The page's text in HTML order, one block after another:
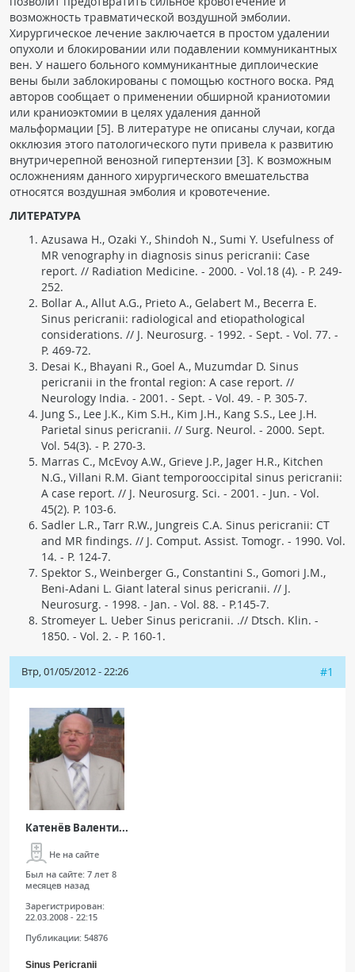
возможность травматической воздушной эмболии.
Хирургическое лечение заключается в простом удалении
опухоли и блокировании или подавлении коммуникантных
вен. У нашего больного коммуникантные диплоические
вены были заблокированы с помощью костного воска. Ряд
авторов сообщает о применении обширной краниотомии
или краниоэктомии в целях удаления данной
мальформации [5]. В литературе не описаны случаи, когда
окклюзия этого патологического пути привела к развитию
внутричерепной венозной гипертензии [3]. К возможным
осложнениям данного хирургического вмешательства
относятся воздушная эмболия и кровотечение.
ЛИТЕРАТУРА
Azusawa H., Ozaki Y., Shindoh N., Sumi Y. Usefulness of
MR venography in diagnosis sinus pericranii: Case
report. // Radiation Medicine. - 2000. - Vol.18 (4). - P. 249-
252.
Bollar A., Allut A.G., Prieto A., Gelabert M., Becerra E.
Sinus pericranii: radiological and etiopathological
considerations. // J. Neurosurg. - 1992. - Sept. - Vol. 77. -
P. 469-72.
Desai K., Bhayani R., Goel A., Muzumdar D. Sinus
pericranii in the frontal region: A case report. //
Neurology India. - 2001. - Sept. - Vol. 49. - P. 305-7.
Jung S., Lee J.K., Kim S.H., Kim J.H., Kang S.S., Lee J.H.
Parietal sinus pericranii. // Surg. Neurol. - 2000. Sept.
Vol. 54(3). - P. 270-3.
Marras C., McEvoy A.W., Grieve J.P., Jager H.R., Kitchen
N.G., Villani R.M. Giant temporooccipital sinus pericranii:
A case report. // J. Neurosurg. Sci. - 2001. - Jun. - Vol.
45(2). P. 103-6.
Sadler L.R., Tarr R.W., Jungreis C.A. Sinus pericranii: CT
and MR findings. // J. Comput. Assist. Tomogr. - 1990. Vol.
14. - P. 124-7.
Spektor S., Weinberger G., Constantini S., Gomori J.M.,
Beni-Adani L. Giant lateral sinus pericranii. // J.
Neurosurg. - 1998. - Jan. - Vol. 88. - P.145-7.
Stromeyer L. Ueber Sinus pericranii. .// Dtsch. Klin. -
1850. - Vol. 2. - P. 160-1.
Втр, 01/05/2012 - 22:26 #1
Катенёв Валенти...
Не на сайте
Был на сайте: 7 лет 8
месяцев назад
Зарегистрирован:
22.03.2008 - 22:15
Публикации: 54876
Sinus Pericranii